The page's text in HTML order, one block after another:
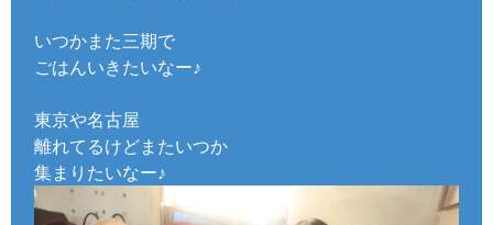
いつかまた三期で
ごはんいきたいなー♪
東京や名古屋
離れてるけどまたいつか
集まりたいなー♪